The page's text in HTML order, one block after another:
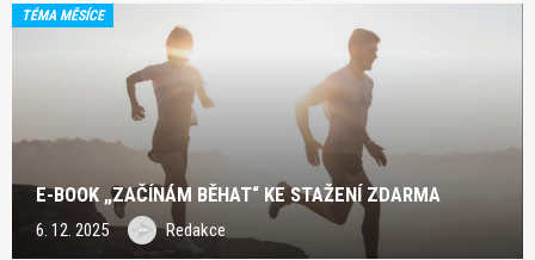
TÉMA MĚSÍCE
E-BOOK „ZAČÍNÁM BĚHAT“ KE STAŽENÍ ZDARMA
6. 12. 2025 Redakce